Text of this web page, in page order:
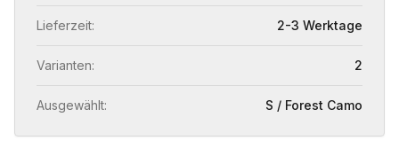
Lieferzeit: 2-3 Werktage
Varianten: 2
Ausgewählt: S / Forest Camo